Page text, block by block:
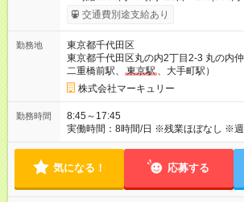
×21日＝385,600円 ※能力やスキルを考慮の上、当社規程により
決定します。 ーーーーーーーーー 年に2
あわせて昇給します。特に頑張っている
らにプラスの昇給となることも。努力
環境です。 【試用期間】試用期間あり 試用期間の長さ：3ヶ月
雇用形態、給与は本採用時と同じです。
交通費別途支給あり
勤務地
東京都千代田区
東京都千代田区丸の内2丁目2-3 丸の内
二重橋前駅、
東京駅 、大手町駅）
株式会社マーキュリー
勤務時間
8:45～17:45
実働時間：8時間/日 ※残業ほぼなし ※週
気になる！ 応募する